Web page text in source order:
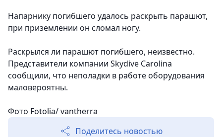
Напарнику погибшего удалось раскрыть парашют,
при приземлении он сломал ногу.
Раскрылся ли парашют погибшего, неизвестно.
Представители компании Skydive Carolina
сообщили, что неполадки в работе оборудования
маловероятны.
Фото Fotolia/ vantherra
Поделитесь новостью